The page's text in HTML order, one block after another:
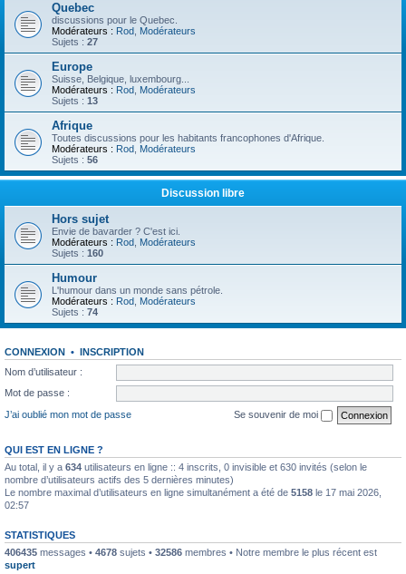
Quebec
discussions pour le Quebec.
Modérateurs : Rod Modérateurs
Sujets : 27
Europe
Suisse, Belgique, luxembourg...
Modérateurs : Rod Modérateurs
Sujets : 13
Afrique
Toutes discussions pour les habitants francophones d'Afrique.
Modérateurs : Rod Modérateurs
Sujets : 56
Discussion libre
Hors sujet
Envie de bavarder ? C'est ici.
Modérateurs : Rod Modérateurs
Sujets : 160
Humour
L'humour dans un monde sans pétrole.
Modérateurs : Rod Modérateurs
Sujets : 74
CONNEXION • INSCRIPTION
Nom d’utilisateur :
Mot de passe :
J’ai oublié mon mot de passe
Se souvenir de moi
QUI EST EN LIGNE ?
Au total, il y a 634 utilisateurs en ligne :: 4 inscrits, 0 invisible et 630 invités (selon le
nombre d’utilisateurs actifs des 5 dernières minutes)
Le nombre maximal d’utilisateurs en ligne simultanément a été de 5158 le 17 mai 2026,
02:57
STATISTIQUES
406435 messages • 4678 sujets • 32586 membres • Notre membre le plus récent est
supert